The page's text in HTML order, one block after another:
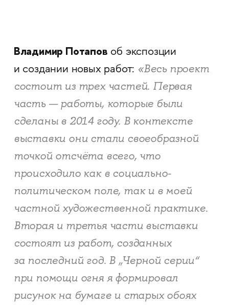
Владимир Потапов об экспозции
и создании новых работ: «Весь проект
состоит из трех частей. Первая
часть — работы, которые были
сделаны в 2014 году. В контексте
выставки они стали своеобразной
точкой отсчёта всего, что
происходило как в социально-
политическом поле, так и в моей
частной художественной практике.
Вторая и третья части выставки
состоят из работ, созданных
за последний год. В „Черной серии“
при помощи огня я формировал
рисунок на бумаге и старых обоях